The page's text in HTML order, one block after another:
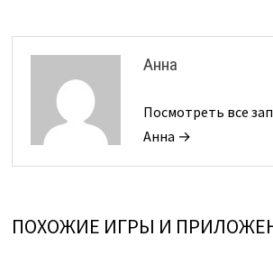
Анна
Посмотреть все
Анна →
ПОХОЖИЕ ИГРЫ И